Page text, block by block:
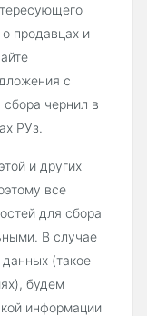
продавцах и
с
чернил в
РУз.
и других
все
для сбора
В случае
(такое
будем
информации